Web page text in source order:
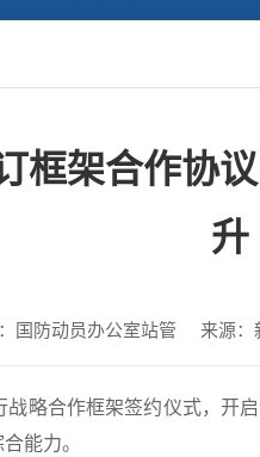
框架合作协
升
国防动员办公室站管 来源：
略合作框架签约仪式，开
能力。